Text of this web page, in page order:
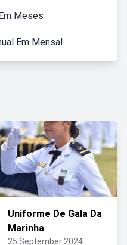
Meses
Em Mensal
Uniforme De Gala Da
Marinha
25 September 2024